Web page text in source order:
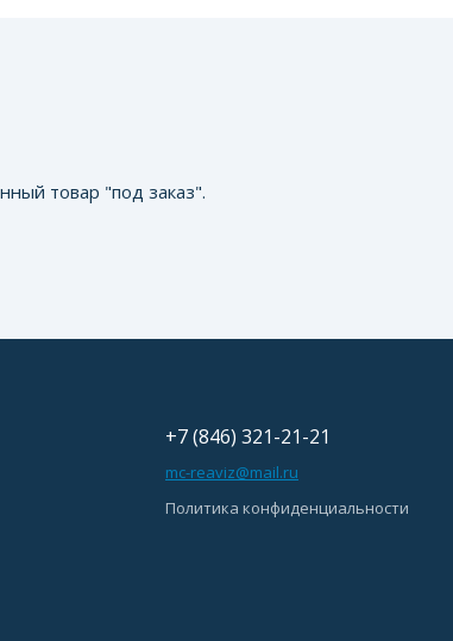
товар "под заказ".
+7 (846) 321-21-21
mc-reaviz@mail.ru
Политика конфиденциальности